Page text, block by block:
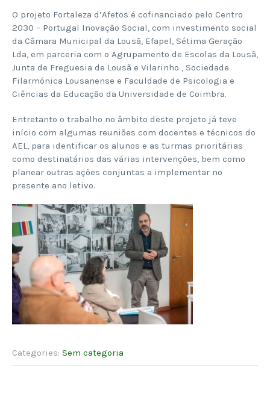
O projeto Fortaleza d’Afetos é cofinanciado pelo Centro
2030 – Portugal Inovação Social, com investimento social
da Câmara Municipal da Lousã, Efapel, Sétima Geração
Lda, em parceria com o Agrupamento de Escolas da Lousã,
Junta de Freguesia de Lousã e Vilarinho , Sociedade
Filarmónica Lousanense e Faculdade de Psicologia e
Ciências da Educação da Universidade de Coimbra.
Entretanto o trabalho no âmbito deste projeto já teve
início com algumas reuniões com docentes e técnicos do
AEL, para identificar os alunos e as turmas prioritárias
como destinatários das várias intervenções, bem como
planear outras ações conjuntas a implementar no
presente ano letivo.
Categories: Sem categoria